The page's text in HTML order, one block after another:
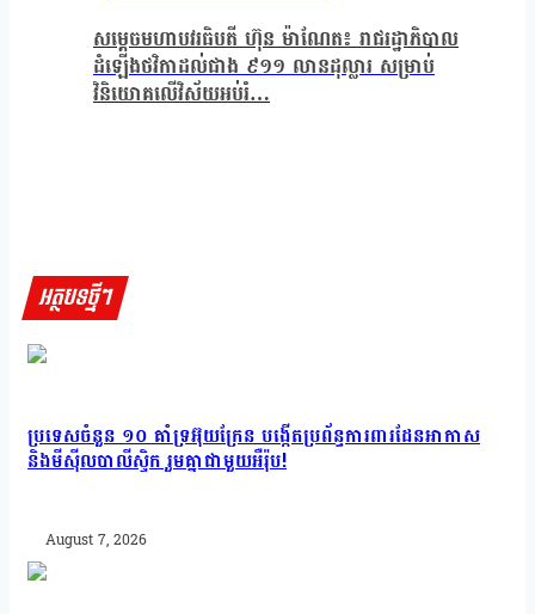
សម្តេចមហាបវរធិបតី ហ៊ុន ម៉ាណែត៖ រាជរដ្ឋាភិបាល
ដំឡើងថវិកាដល់ជាង ៩១១ លានដុល្លារ សម្រាប់
វិនិយោគលើវិស័យអប់រំ…
អត្ថបទថ្មីៗ
ប្រទេសចំនួន ១០ គាំទ្រអ៊ុយក្រែន បង្កើតប្រព័ន្ធការពារដែនអាកាស
និងមីស៊ីលបាលីស្ទិក រួមគ្នាជាមួយអឺរ៉ុប!
August 7, 2026